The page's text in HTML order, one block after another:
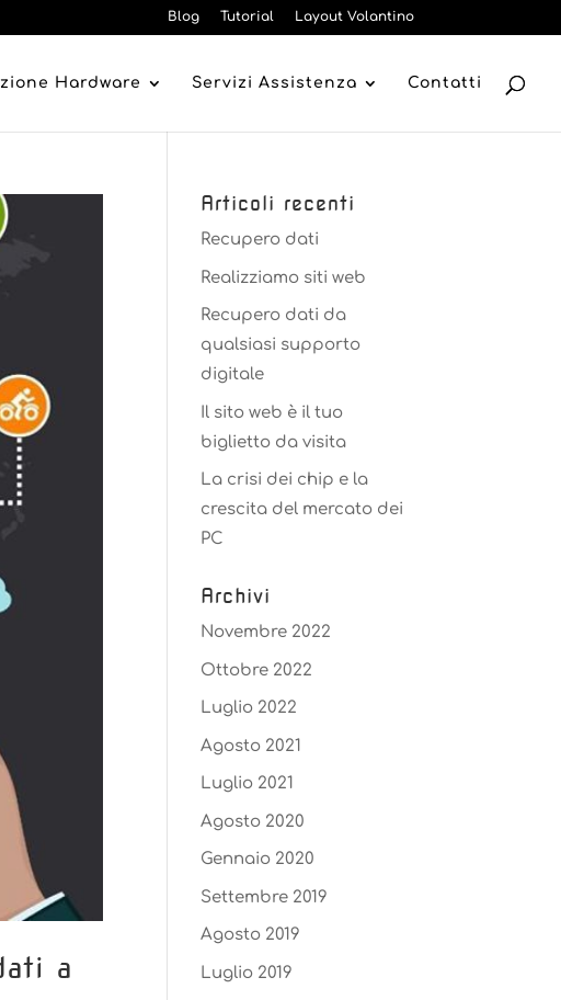
Blog Tutorial Layout Volantino
Hardware Servizi Assistenza Contatti
a
Articoli recenti
Recupero dati
Realizziamo siti web
Recupero dati da
qualsiasi supporto
digitale
Il sito web è il tuo
biglietto da visita
La crisi dei chip e la
crescita del mercato dei
PC
Archivi
Novembre 2022
Ottobre 2022
Luglio 2022
Agosto 2021
Luglio 2021
Agosto 2020
Gennaio 2020
Settembre 2019
Agosto 2019
Luglio 2019